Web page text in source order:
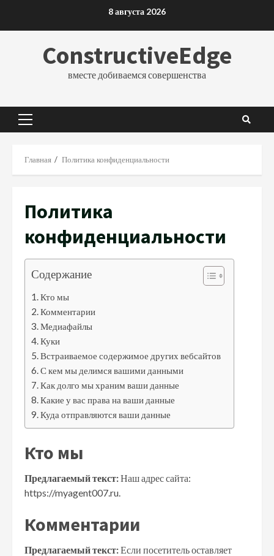
8 августа 2026
ConstructiveEdge
вместе добиваемся совершенства
Основное
Главная Политика конфиденциальности
Политика
конфиденциальности
Содержание
Кто мы
Комментарии
Медиафайлы
Куки
Встраиваемое содержимое других вебсайтов
С кем мы делимся вашими данными
Как долго мы храним ваши данные
Какие у вас права на ваши данные
Куда отправляются ваши данные
Кто мы
Предлагаемый текст:Наш адрес сайта:
https://myagent007.ru.
Комментарии
Предлагаемый текст:Если посетитель оставляет